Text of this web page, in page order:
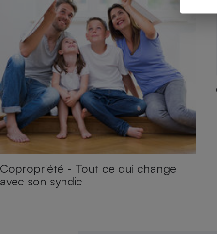
Copropriété - Tout ce qui change
avec son syndic